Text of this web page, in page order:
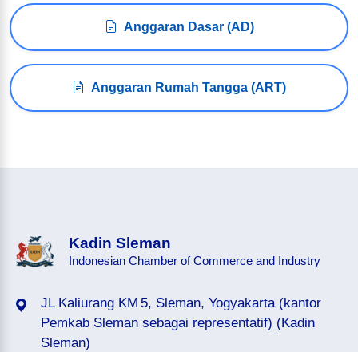
Anggaran Dasar (AD)
Anggaran Rumah Tangga (ART)
Kadin Sleman
Indonesian Chamber of Commerce and Industry
JL Kaliurang KM 5, Sleman, Yogyakarta (kantor
Pemkab Sleman sebagai representatif) (Kadin
Sleman)